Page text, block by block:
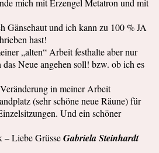
mich mit Erzengel Metatron und mit
Gänsehaut und ich kann zu 100 % JA
hast!
„alten“ Arbeit festhalte aber nur
Neue angehen soll! bzw. ob ich es
in meiner Arbeit
(sehr schöne neue Räune) für
Und ein schöner
– Liebe GrüsseGabriela Steinhardt